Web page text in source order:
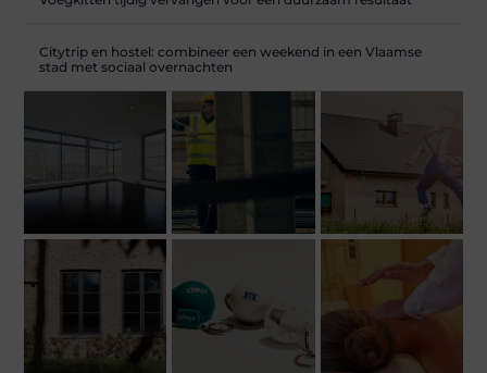
Citytrip en hostel: combineer een weekend in een Vlaamse
stad met sociaal overnachten